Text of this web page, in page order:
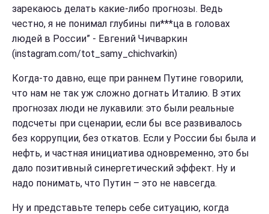
зарекаюсь делать какие-либо прогнозы. Ведь
честно, я не понимал глубины пи***ца в головах
людей в России” - Евгений Чичваркин
(instagram.com/tot_samy_chichvarkin)
Когда-то давно, еще при раннем Путине говорили,
что нам не так уж сложно догнать Италию. В этих
прогнозах люди не лукавили: это были реальные
подсчеты при сценарии, если бы все развивалось
без коррупции, без откатов. Если у России бы была и
нефть, и частная инициатива одновременно, это бы
дало позитивный синергетический эффект. Ну и
надо понимать, что Путин – это не навсегда.
Ну и представьте теперь себе ситуацию, когда